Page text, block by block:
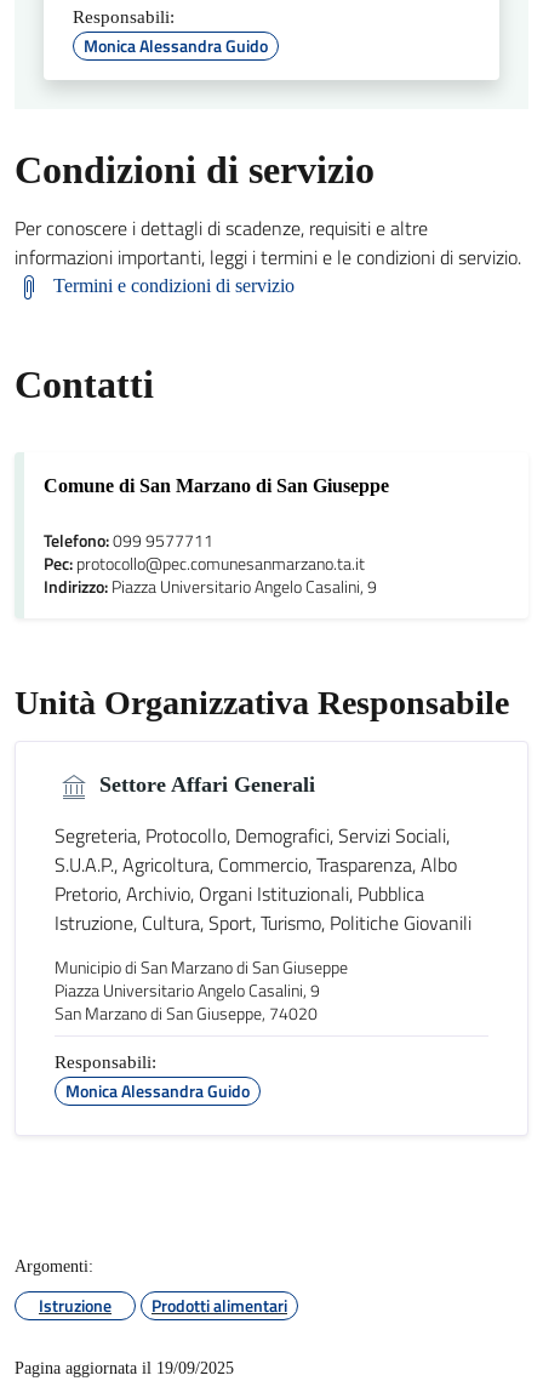
Responsabili:
Monica Alessandra Guido
Condizioni di servizio
Per conoscere i dettagli di scadenze, requisiti e altre
informazioni importanti, leggi i termini e le condizioni di servizio.
Termini e condizioni di servizio
Contatti
Comune di San Marzano di San Giuseppe
Telefono:099 9577711
Pec:protocollo@pec.comunesanmarzano.ta.it
Indirizzo:Piazza Universitario Angelo Casalini, 9
Unità Organizzativa Responsabile
Settore Affari Generali
Segreteria, Protocollo, Demografici, Servizi Sociali,
S.U.A.P., Agricoltura, Commercio, Trasparenza, Albo
Pretorio, Archivio, Organi Istituzionali, Pubblica
Istruzione, Cultura, Sport, Turismo, Politiche Giovanili
Municipio di San Marzano di San Giuseppe
Piazza Universitario Angelo Casalini, 9
San Marzano di San Giuseppe, 74020
Responsabili:
Monica Alessandra Guido
Argomenti:
Istruzione Prodotti alimentari
Pagina aggiornata il 19/09/2025